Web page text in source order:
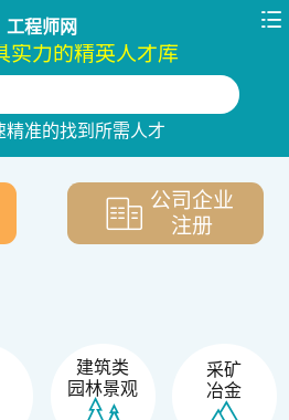
工程师网 
实力的精英人才库
精准的找到所需人才
下拉刷新
公司企业
注册
建筑类
园林景观
采矿
冶金